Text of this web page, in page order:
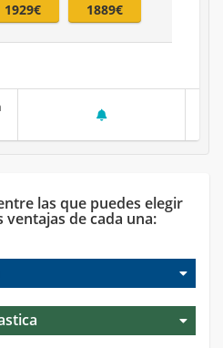
1929€ 1889€
las que puedes elegir
ventajas de cada una: